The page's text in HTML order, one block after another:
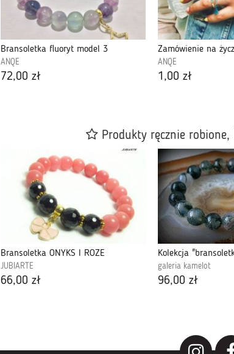
Bransoletka fluoryt model 3
ANQE
72,00 zł
Zamówienie na
ANQE
1,00 zł
Produkty ręcznie robione,
Bransoletka ONYKS I RÓŻE
JUBIARTE
66,00 zł
galeria kamelot
96,00 zł